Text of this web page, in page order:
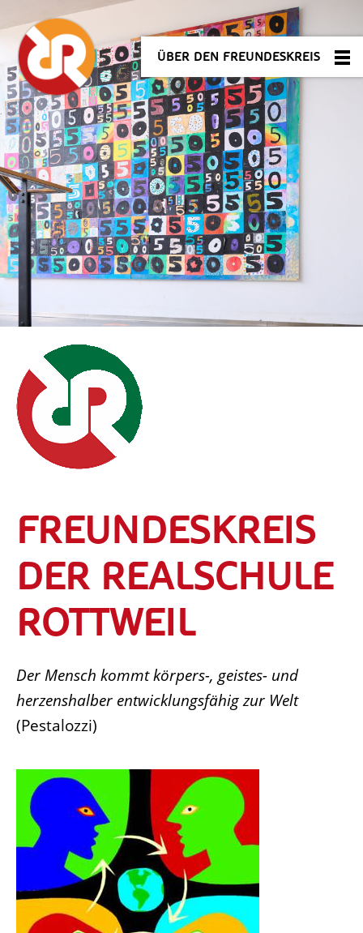
ÜBER DEN FREUNDESKREIS
FREUNDESKREIS
DER REALSCHULE
ROTTWEIL
Der Mensch kommt körpers-, geistes- und
herzenshalber entwicklungsfähig zur Welt
(Pestalozzi)